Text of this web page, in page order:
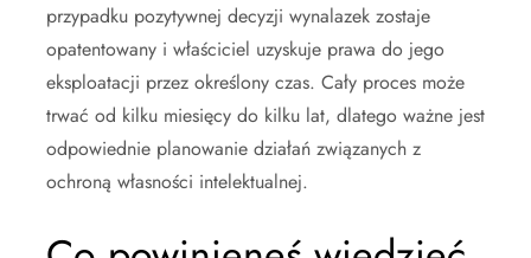
przypadku pozytywnej decyzji wynalazek zostaje
opatentowany i właściciel uzyskuje prawa do jego
eksploatacji przez określony czas. Cały proces może
trwać od kilku miesięcy do kilku lat, dlatego ważne jest
odpowiednie planowanie działań związanych z
ochroną własności intelektualnej.